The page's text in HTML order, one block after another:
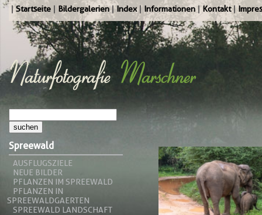
Startseite Bildergalerien Index Informationen Kontakt
Spreewald
AUSFLUGSZIELE
NEUE BILDER
PFLANZEN IM SPREEWALD
PFLANZEN IN
SPREEWALDGAERTEN
SPREEWALD LANDSCHAFT